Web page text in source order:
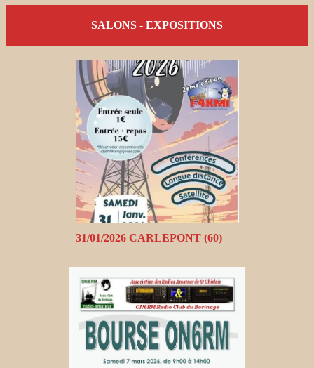
SALONS - EXPOSITIONS
31/01/2026 CARLEPONT (60)